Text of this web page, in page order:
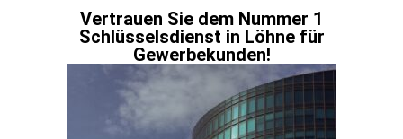
Vertrauen Sie dem Nummer 1
Schlüsselsdienst in Löhne für
Gewerbekunden!